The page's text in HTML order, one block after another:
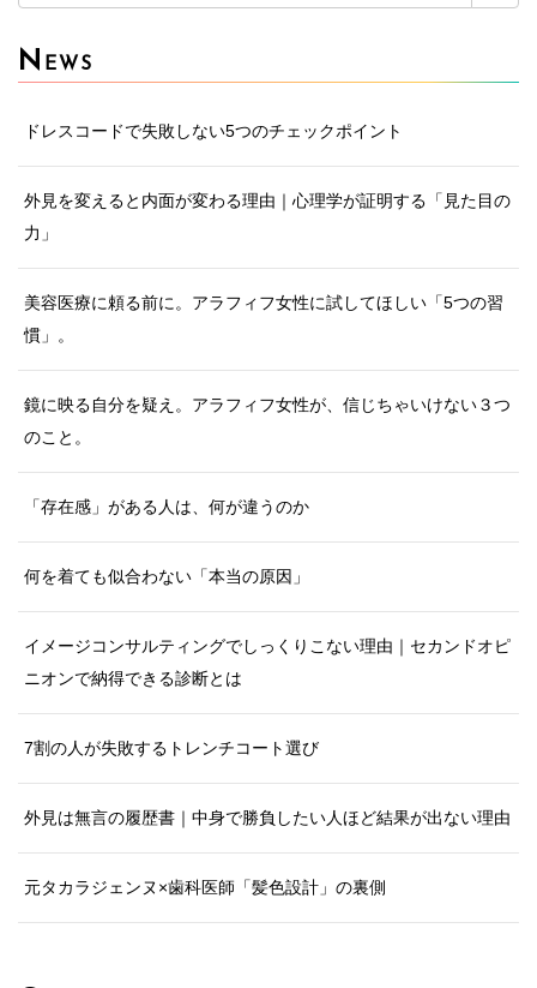
索:
N EWS
ドレスコードで失敗しない5つのチェックポイント
外見を変えると内面が変わる理由｜心理学が証明する「見た目の
力」
美容医療に頼る前に。アラフィフ女性に試してほしい「5つの習
慣」。
鏡に映る自分を疑え。アラフィフ女性が、信じちゃいけない３つ
のこと。
「存在感」がある人は、何が違うのか
何を着ても似合わない「本当の原因」
イメージコンサルティングでしっくりこない理由｜セカンドオピ
ニオンで納得できる診断とは
7割の人が失敗するトレンチコート選び
外見は無言の履歴書｜中身で勝負したい人ほど結果が出ない理由
元タカラジェンヌ×歯科医師「髪色設計」の裏側